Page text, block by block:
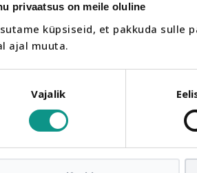
privaatsus on meile oluline
küpsiseid, et pakkuda sulle
ajal muuta.
Vajalik
marju, seeni,
ka kui